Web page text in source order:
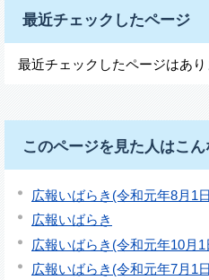
最近チェックしたページ
最近チェックしたページはあり
このページを見た人はこ
広報いばらき(令和元年8月1
広報いばらき
広報いばらき(令和元年10月1
広報いばらき(令和元年7月1